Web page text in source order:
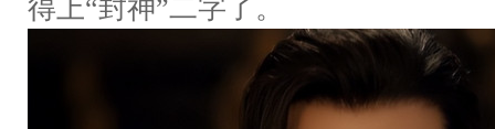
得上“封神”二字了。